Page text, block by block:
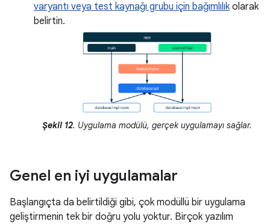
varyantı veya test kaynağı grubu için bağımlılıkolarak
belirtin.
Şekil 12. Uygulama modülü, gerçek uygulamayı sağlar.
Genel en iyi uygulamalar
Başlangıçta da belirtildiği gibi, çok modüllü bir uygulama
geliştirmenin tek bir doğru yolu yoktur. Birçok yazılım